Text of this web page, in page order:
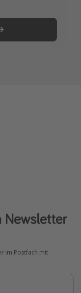
Newsletter
im Postfach mit